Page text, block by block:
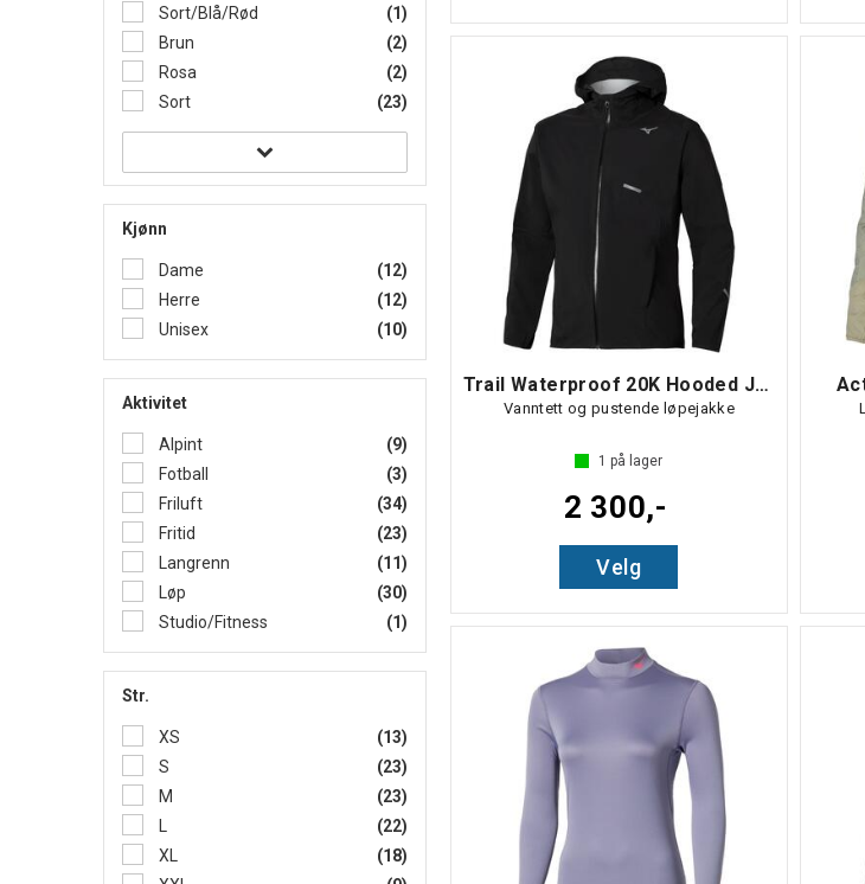
Sort/Blå/Rød
(1)
Brun
(2)
Rosa
(2)
Sort
(23)
Kjønn
Dame
(12)
Herre
(12)
Unisex
(10)
Aktivitet
Alpint
(9)
Fotball
(3)
Friluft
(34)
Fritid
(23)
Langrenn
(11)
Løp
(30)
Studio/Fitness
(1)
Str.
XS
(13)
S
(23)
M
(23)
L
(22)
XL
(18)
Trail Waterproof 20K Hooded Jacket
Vanntett og pustende løpejakke
1 på lager
2 300,-
Velg